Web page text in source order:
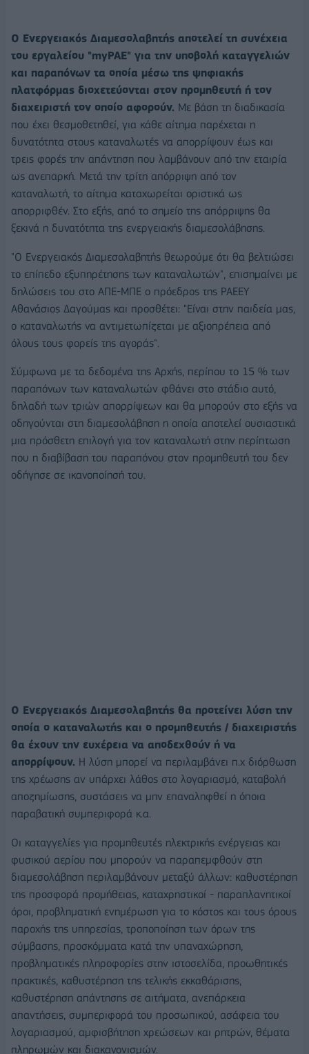
Ο Ενεργειακός Διαμεσολαβητής αποτελεί τη συνέχεια
του εργαλείου "myΡΑΕ" για την υποβολή καταγγελιών
και παραπόνων τα οποία μέσω της ψηφιακής
πλατφόρμας διοχετεύονται στον προμηθευτή ή τον
διαχειριστή τον οποίο αφορούν. Με βάση τη διαδικασία
που έχει θεσμοθετηθεί, για κάθε αίτημα παρέχεται η
δυνατότητα στους καταναλωτές να απορρίψουν έως και
τρεις φορές την απάντηση που λαμβάνουν από την εταιρία
ως ανεπαρκή. Μετά την τρίτη απόρριψη από τον
καταναλωτή, το αίτημα καταχωρείται οριστικά ως
απορριφθέν. Στο εξής, από το σημείο της απόρριψης θα
ξεκινά η δυνατότητα της ενεργειακής διαμεσολάβησης.
"Ο Ενεργειακός Διαμεσολαβητής θεωρούμε ότι θα βελτιώσει
το επίπεδο εξυπηρέτησης των καταναλωτών", επισημαίνει με
δηλώσεις του στο ΑΠΕ-ΜΠΕ ο πρόεδρος της ΡΑΕΕΥ
Αθανάσιος Δαγούμας και προσθέτει: "Είναι στην παιδεία μας,
ο καταναλωτής να αντιμετωπίζεται με αξιοπρέπεια από
όλους τους φορείς της αγοράς".
Σύμφωνα με τα δεδομένα της Αρχής, περίπου το 15 % των
παραπόνων των καταναλωτών φθάνει στο στάδιο αυτό,
δηλαδή των τριών απορρίψεων και θα μπορούν στο εξής να
οδηγούνται στη διαμεσολάβηση η οποία αποτελεί ουσιαστικά
μια πρόσθετη επιλογή για τον καταναλωτή στην περίπτωση
που η διαβίβαση του παραπόνου στον προμηθευτή του δεν
οδήγησε σε ικανοποίησή του.
Ο Ενεργειακός Διαμεσολαβητής θα προτείνει λύση την
οποία ο καταναλωτής και ο προμηθευτής / διαχειριστής
θα έχουν την ευχέρεια να αποδεχθούν ή να
απορρίψουν. Η λύση μπορεί να περιλαμβάνει π.χ διόρθωση
της χρέωσης αν υπάρχει λάθος στο λογαριασμό, καταβολή
αποζημίωσης, συστάσεις να μην επαναληφθεί η όποια
παραβατική συμπεριφορά κ.α.
Οι καταγγελίες για προμηθευτές ηλεκτρικής ενέργειας και
φυσικού αερίου που μπορούν να παραπεμφθούν στη
διαμεσολάβηση περιλαμβάνουν μεταξύ άλλων: καθυστέρηση
της προσφορά προμήθειας, καταχρηστικοί - παραπλανητικοί
όροι, προβληματική ενημέρωση για το κόστος και τους όρους
παροχής της υπηρεσίας, τροποποίηση των όρων της
σύμβασης, προσκόμματα κατά την υπαναχώρηση,
προβληματικές πληροφορίες στην ιστοσελίδα, προωθητικές
πρακτικές, καθυστέρηση της τελικής εκκαθάρισης,
καθυστέρηση απάντησης σε αιτήματα, ανεπάρκεια
απαντήσεις, συμπεριφορά του προσωπικού, ασάφεια του
λογαριασμού, αμφισβήτηση χρεώσεων και ρητρών, θέματα
πληρωμών και διακανονισμών.